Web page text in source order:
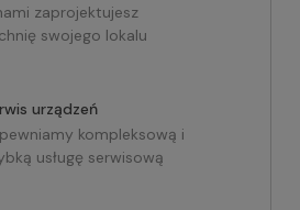
zaprojektujesz
swojego lokalu
urządzeń
kompleksową i
usługę serwisową